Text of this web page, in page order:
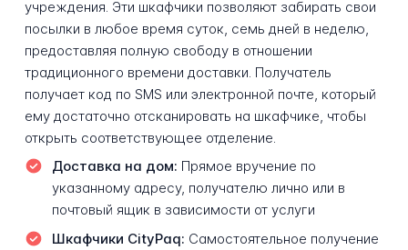
учреждения. Эти шкафчики позволяют забирать свои
посылки в любое время суток, семь дней в неделю,
предоставляя полную свободу в отношении
традиционного времени доставки. Получатель
получает код по SMS или электронной почте, который
ему достаточно отсканировать на шкафчике, чтобы
открыть соответствующее отделение.
Доставка на дом: Прямое вручение по
указанному адресу, получателю лично или в
почтовый ящик в зависимости от услуги
Шкафчики CityPaq: Самостоятельное получение